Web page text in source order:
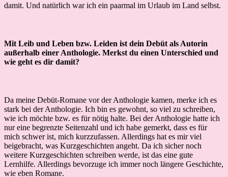
damit. Und natürlich war ich ein paarmal im Urlaub im Land selbst.
Mit Leib und Leben bzw. Leiden ist dein Debüt als Autorin
außerhalb einer Anthologie. Merkst du einen Unterschied und
wie geht es dir damit?
Da meine Debüt-Romane vor der Anthologie kamen, merke ich es
stark bei der Anthologie. Ich bin es gewohnt, so viel zu schreiben,
wie ich möchte bzw. es für nötig halte. Bei der Anthologie hatte ich
nur eine begrenzte Seitenzahl und ich habe gemerkt, dass es für
mich schwer ist, mich kurzzufassen. Allerdings hat es mir viel
beigebracht, was Kurzgeschichten angeht. Da ich sicher noch
weitere Kurzgeschichten schreiben werde, ist das eine gute
Lernhilfe. Allerdings bevorzuge ich immer noch längere Geschichte,
wie eben Romane.